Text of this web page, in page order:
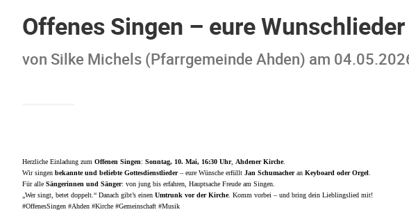
Offenes Singen – eure
von Silke Michels (Pfarrgemeinde Ahden) am
Herzliche Einladung zum Offenen Singen: Sonntag, 10. Mai, 16:30 Uhr, Ahdener Kirche.
Wir singen bekannte und beliebte Gottesdienstlieder– eure Wünsche erfüllt Jan Schumacheran Keyboard oder Orgel.
Für alle Sängerinnen und Sänger: von jung bis erfahren, Hauptsache Freude am Singen.
„Wer singt, betet doppelt.“ Danach gibt’s einen Umtrunk vor der Kirche. Komm vorbei – und bring dein Lieblingslied mit!
#OffenesSingen #Ahden #Kirche #Gemeinschaft #Musik